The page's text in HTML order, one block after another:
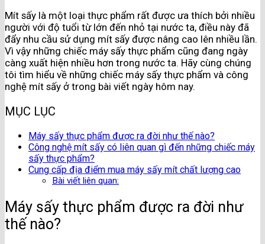
Mít sấy là một loại thực phẩm rất được ưa thích bởi nhiều
người với độ tuổi từ lớn đến nhỏ tại nước ta, điều này đã
đẩy nhu cầu sử dụng mít sấy được nâng cao lên nhiều lần.
Vì vậy những chiếc máy sấy thực phẩm cũng đang ngày
càng xuất hiện nhiều hơn trong nước ta. Hãy cùng chúng
tôi tìm hiểu về những chiếc máy sấy thực phẩm và công
nghệ mít sấy ở trong bài viết ngày hôm nay.
MỤC LỤC
Máy sấy thực phẩm được ra đời như thế nào?
Công nghệ mít sấy có liên quan gì đến những chiếc máy
sấy thực phẩm?
Cung cấp địa điểm mua máy sấy mít chất lượng cao
Bài viết liên quan:
Máy sấy thực phẩm được ra đời như
thế nào?